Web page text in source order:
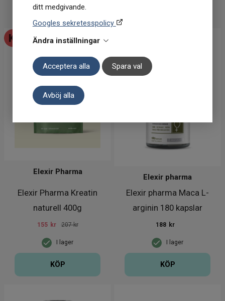
ditt medgivande.
Googles sekretesspolicy
Ändra inställningar
Acceptera alla Spara val
Avböj alla
KÖP
Elexir Pharma Kreatin
naturell 400g
Elexir Pharma
I lager
155 kr 207 kr
KÖP
Elexir pharma Maca L-
arginin 180 kapslar
Elexir pharma
I lager
188 kr
KÖP